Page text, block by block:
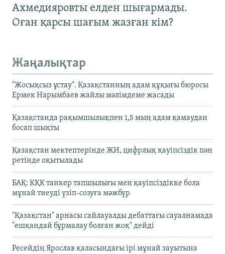
Ахмедияровты елден шығармады.
Оған қарсы шағым жазған кім?
Жаңалықтар
"Жосықсыз ұстау". Қазақстанның адам құқығы бюросы
Ермек Нарымбаев жайлы мәлімдеме жасады
Қазақстанда рақымшылықпен 1,5 мың адам қамаудан
босап шықты
Қазақстан мектептерінде ЖИ, цифрлық қауіпсіздік пән
ретінде оқытылады
БАҚ: КҚК танкер тапшылығы мен қауіпсіздікке бола
мұнай тиеуді үзіп-созуға мәжбүр
"Қазақстан" арнасы сайлауалды дебаттағы сауалнамада
"ешқандай бұрмалау болған жоқ" дейді
Ресейдің Ярослав қаласындағы ірі мұнай зауытына